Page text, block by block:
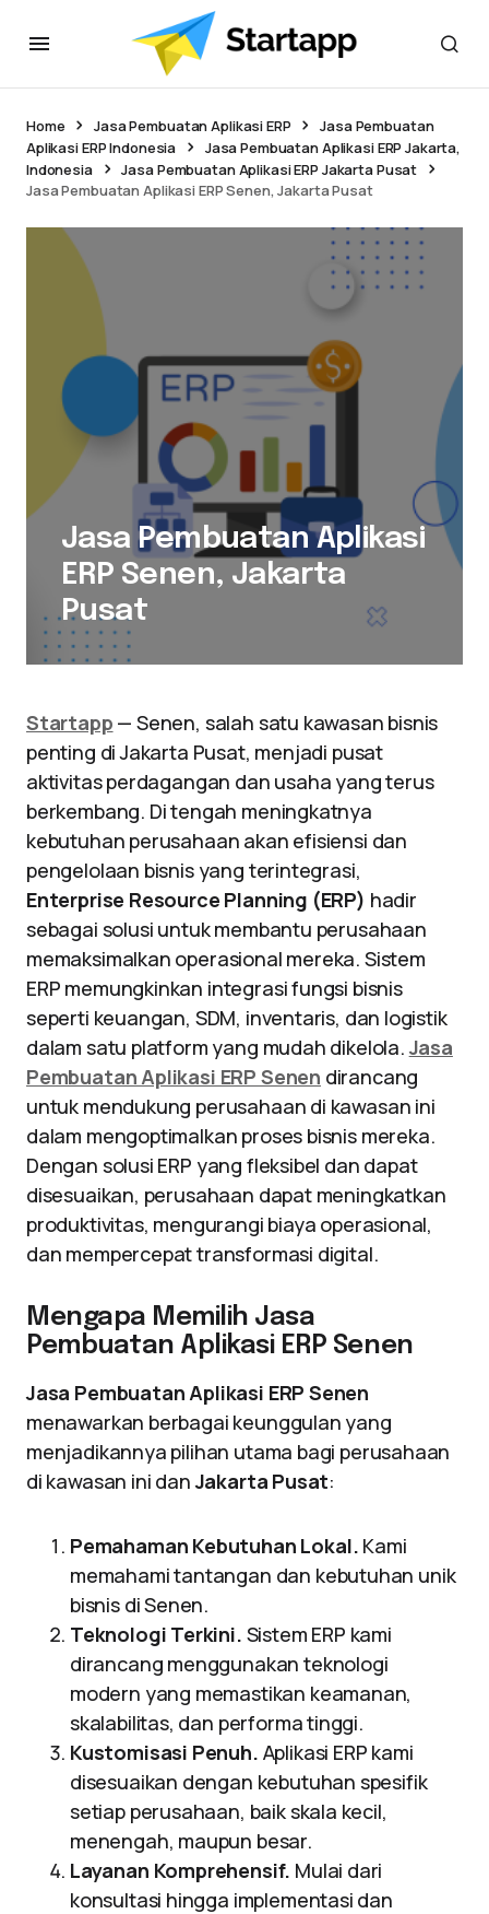
Home Jasa Pembuatan Aplikasi ERP
Jasa Pembuatan
Aplikasi ERP Indonesia
Jasa Pembuatan Aplikasi ERP Jakarta,
Indonesia
Jasa Pembuatan Aplikasi ERP Jakarta Pusat
Jasa Pembuatan Aplikasi ERP Senen, Jakarta Pusat
Jasa Pembuatan Aplikasi
ERP Senen, Jakarta
Pusat
Startapp — Senen, salah satu kawasan bisnis
penting di Jakarta Pusat, menjadi pusat
aktivitas perdagangan dan usaha yang terus
berkembang. Di tengah meningkatnya
kebutuhan perusahaan akan efisiensi dan
pengelolaan bisnis yang terintegrasi,
Enterprise Resource Planning (ERP) hadir
sebagai solusi untuk membantu perusahaan
memaksimalkan operasional mereka. Sistem
ERP memungkinkan integrasi fungsi bisnis
seperti keuangan, SDM, inventaris, dan logistik
dalam satu platform yang mudah dikelola. Jasa
Pembuatan Aplikasi ERP Senen dirancang
untuk mendukung perusahaan di kawasan ini
dalam mengoptimalkan proses bisnis mereka.
Dengan solusi ERP yang fleksibel dan dapat
disesuaikan, perusahaan dapat meningkatkan
produktivitas, mengurangi biaya operasional,
dan mempercepat transformasi digital.
Mengapa Memilih Jasa
Pembuatan Aplikasi ERP Senen
Jasa Pembuatan Aplikasi ERP Senen
menawarkan berbagai keunggulan yang
menjadikannya pilihan utama bagi perusahaan
di kawasan ini danJakarta Pusat:
Pemahaman Kebutuhan Lokal. Kami
memahami tantangan dan kebutuhan unik
bisnis di Senen.
Teknologi Terkini. Sistem ERP kami
dirancang menggunakan teknologi
modern yang memastikan keamanan,
skalabilitas, dan performa tinggi.
Kustomisasi Penuh. Aplikasi ERP kami
disesuaikan dengan kebutuhan spesifik
setiap perusahaan, baik skala kecil,
menengah, maupun besar.
Layanan Komprehensif. Mulai dari
konsultasi hingga implementasi dan